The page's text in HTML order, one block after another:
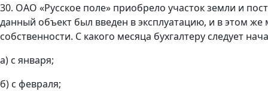
30. ОАО «Русское поле» приобрело участок земли и
данный объект был введен в эксплуатацию, и в этом
собственности. С какого месяца бухгалтеру следует
а) с января;
б) с февраля;